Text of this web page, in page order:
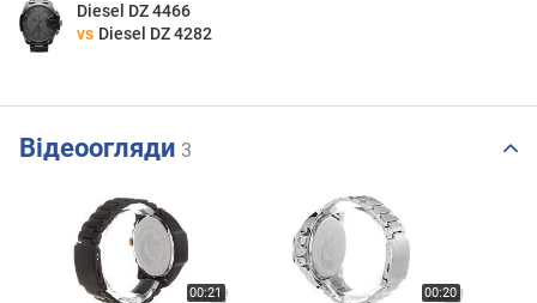
Diesel DZ 4466
vs Diesel DZ 4282
Відеоогляди 3